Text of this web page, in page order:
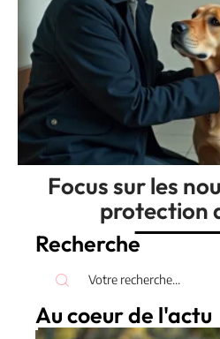
Focus sur les
protection
Recherche
Au coeur de l'actu